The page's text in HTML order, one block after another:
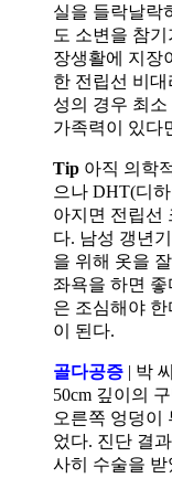
실을 들락날락
도 소변을 참
장생활에 지장
한 전립선 비
성의 경우 최
가족력이 있다
Tip 아직 의학
으나 DHT(디
아지면 전립선
다. 남성 갱년
을 위해 옷을
좌욕을 하면
은 조심해야
이 된다.
골다공증 | 박
50cm 깊이의
오른쪽 엉덩이
었다. 진단 결
사히 수술을 받